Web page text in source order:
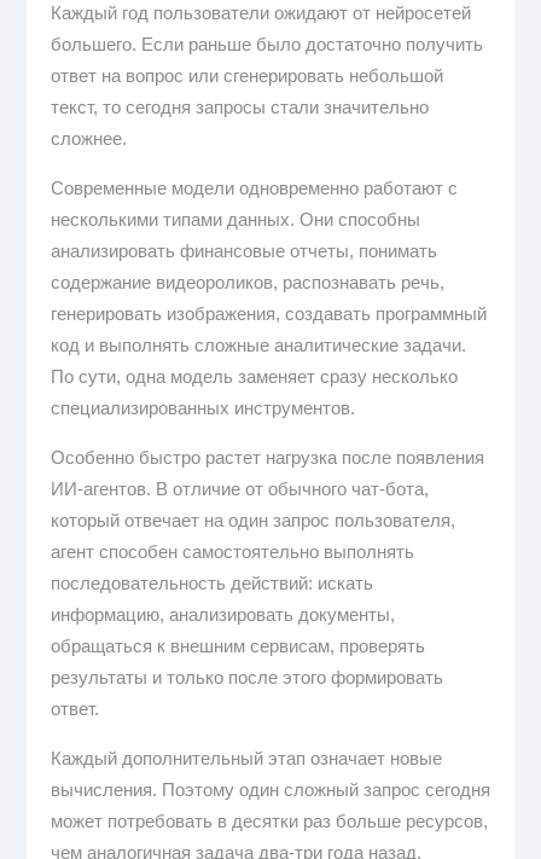
Каждый год пользователи ожидают от нейросетей
большего. Если раньше было достаточно получить
ответ на вопрос или сгенерировать небольшой
текст, то сегодня запросы стали значительно
сложнее.
Современные модели одновременно работают с
несколькими типами данных. Они способны
анализировать финансовые отчеты, понимать
содержание видеороликов, распознавать речь,
генерировать изображения, создавать программный
код и выполнять сложные аналитические задачи.
По сути, одна модель заменяет сразу несколько
специализированных инструментов.
Особенно быстро растет нагрузка после появления
ИИ-агентов. В отличие от обычного чат-бота,
который отвечает на один запрос пользователя,
агент способен самостоятельно выполнять
последовательность действий: искать
информацию, анализировать документы,
обращаться к внешним сервисам, проверять
результаты и только после этого формировать
ответ.
Каждый дополнительный этап означает новые
вычисления. Поэтому один сложный запрос сегодня
может потребовать в десятки раз больше ресурсов,
чем аналогичная задача два-три года назад.